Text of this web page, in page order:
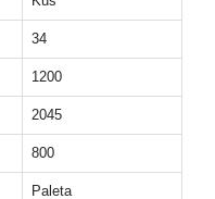
34
1200
2045
800
Paleta